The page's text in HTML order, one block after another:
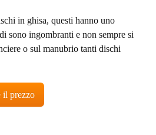
in ghisa, questi hanno uno
sono ingombranti e non sempre si
o sul manubrio tanti dischi
il prezzo